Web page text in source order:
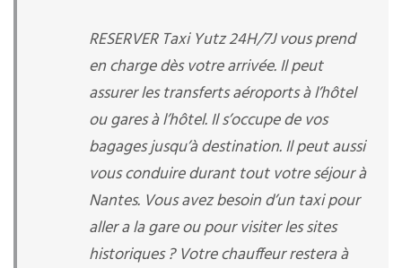
RESERVER Taxi Yutz 24H/7J vous prend
en charge dès votre arrivée. Il peut
assurer les transferts aéroports à l’hôtel
ou gares à l’hôtel. Il s’occupe de vos
bagages jusqu’à destination. Il peut aussi
vous conduire durant tout votre séjour à
Nantes. Vous avez besoin d’un taxi pour
aller a la gare ou pour visiter les sites
historiques ? Votre chauffeur restera à